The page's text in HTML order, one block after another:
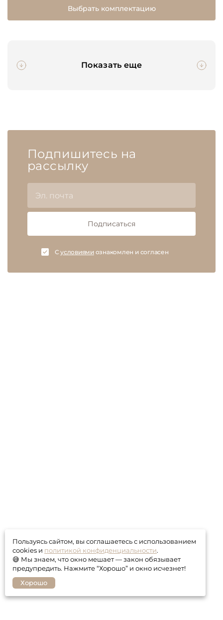
Выбрать комплектацию
Показать еще
Подпишитесь на
рассылку
Подписаться
Cусловиямиознакомлен и согласен
Пользуясь сайтом, вы соглашаетесь с использованием
cookies и политикой конфиденциальности.
😅 Мы знаем, что окно мешает — закон обязывает
предупредить. Нажмите “Хорошо” и окно исчезнет!
Хорошо